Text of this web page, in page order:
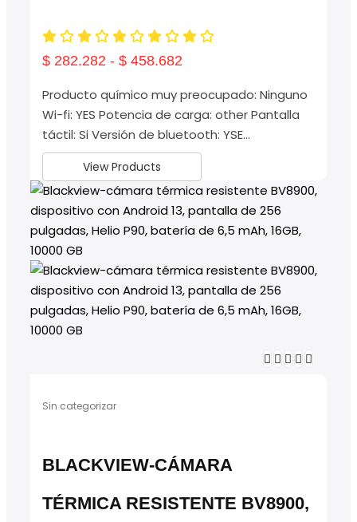
$ 282.282 - $ 458.682
Producto químico muy preocupado: Ninguno
Wi-fi: YES Potencia de carga: other Pantalla
táctil: Si Versión de bluetooth: YSE…
View Products
Sin categorizar
BLACKVIEW-CÁMARA
TÉRMICA RESISTENTE BV8900,